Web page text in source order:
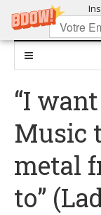
“I
Music
metal
to”